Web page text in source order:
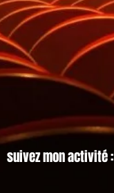
suivez mon activité :